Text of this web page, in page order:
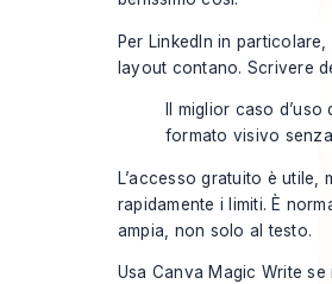
Per LinkedIn in
layout contano. Scrivere
Il miglior caso
formato visivo
L’accesso gratuito è
rapidamente i limiti. È
ampia, non solo al testo.
Usa Canva Magic Write se